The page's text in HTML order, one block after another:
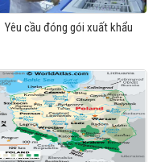
Yêu cầu đóng gói xuất khẩu